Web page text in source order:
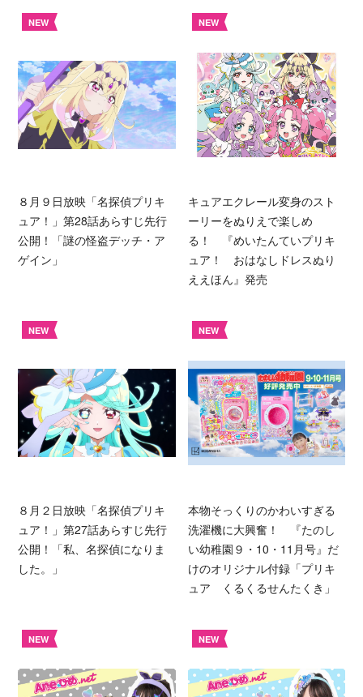
NEW
８月９日放映「名探偵プリキ
ュア！」第28話あらすじ先行
公開！「謎の怪盗デッチ・ア
ゲイン」
NEW
キュアエクレール変身のスト
ーリーをぬりえで楽しめ
る！ 『めいたんていプリキ
ュア！ おはなしドレスぬり
ええほん』発売
NEW
８月２日放映「名探偵プリキ
ュア！」第27話あらすじ先行
公開！「私、名探偵になりま
した。」
NEW
本物そっくりのかわいすぎる
洗濯機に大興奮！ 『たのし
い幼稚園９・10・11月号』だ
けのオリジナル付録「プリキ
ュア くるくるせんたくき」
NEW NEW